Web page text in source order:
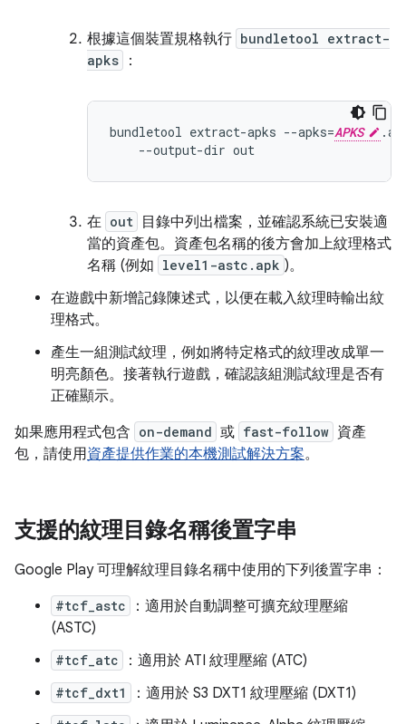
根據這個裝置規格執行 bundletool extract-
apks
：
bundletool extract-apks --apks=APKS
在 out 目錄中列出檔案，並確認系統已安裝適
當的資產包。資產包名稱的後方會加上紋理格式
名稱 (例如 level1-astc.apk )。
在遊戲中新增記錄陳述式，以便在載入紋理時輸出紋
理格式。
產生一組測試紋理，例如將特定格式的紋理改成單一
明亮顏色。接著執行遊戲，確認該組測試紋理是否有
正確顯示。
如果應用程式包含 on-demand 或 fast-follow 資產
包，請使用資產提供作業的本機測試解決方案。
支援的紋理目錄名稱後置字串
Google Play 可理解紋理目錄名稱中使用的下列後置字串：
#tcf_astc
：適用於自動調整可擴充紋理壓縮
(ASTC)
#tcf_atc ：適用於 ATI 紋理壓縮 (ATC)
#tcf_dxt1 ：適用於 S3 DXT1 紋理壓縮 (DXT1)